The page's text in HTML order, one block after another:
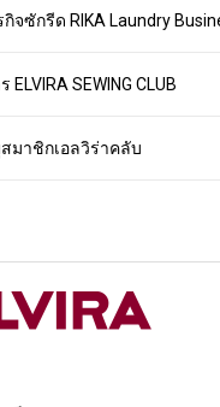
จซักรีด RIKA Laundry
ELVIRA SEWING CLUB
มาชิกเอลวิร่าคลับ